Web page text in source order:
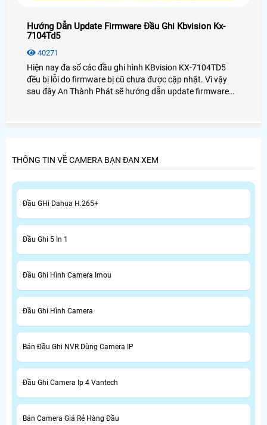
Hướng Dẫn Update Firmware Đầu Ghi Kbvision Kx-
7104Td5
40271
Hiện nay đa số các đầu ghi hình KBvision KX-7104TD5
đều bị lỗi do firmware bị cũ chưa được cập nhật. Vì vậy
sau đây An Thành Phát sẽ hướng dẫn update firmware
THÔNG TIN VỀ CAMERA BẠN ĐAN XEM
Đầu GHi Dahua H.265+
Đầu Ghi 5 In 1
Đầu Ghi Hình Camera Imou
Đầu Ghi Hình Camera
Bán Đầu Ghi NVR Dùng Camera IP
Đầu Ghi Camera Ip 4 Vantech
Bán Camera Giá Rẻ Hàng Đầu